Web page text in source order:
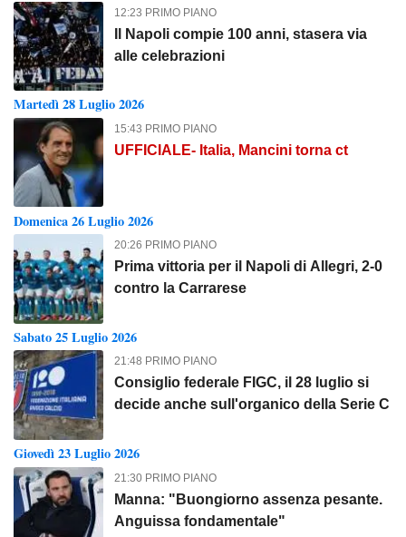
12:23 PRIMO PIANO
Il Napoli compie 100 anni, stasera via
alle celebrazioni
Martedì 28 Luglio 2026
15:43 PRIMO PIANO
UFFICIALE- Italia, Mancini torna ct
Domenica 26 Luglio 2026
20:26 PRIMO PIANO
Prima vittoria per il Napoli di Allegri, 2-0
contro la Carrarese
Sabato 25 Luglio 2026
21:48 PRIMO PIANO
Consiglio federale FIGC, il 28 luglio si
decide anche sull'organico della Serie C
Giovedì 23 Luglio 2026
21:30 PRIMO PIANO
Manna: "Buongiorno assenza pesante.
Anguissa fondamentale"